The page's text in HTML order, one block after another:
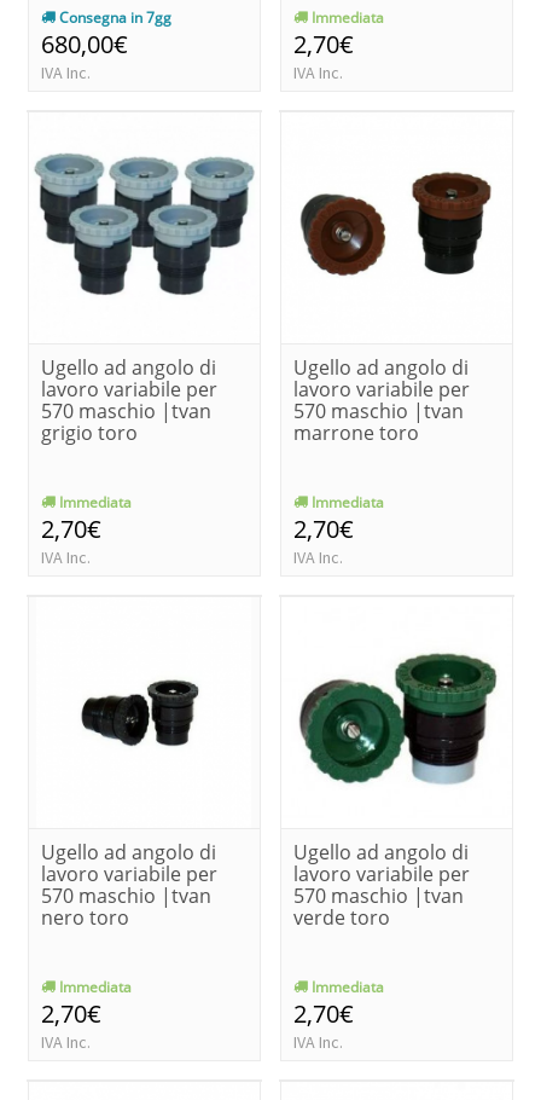
Consegna in 7gg
680,00€
IVA Inc.
Immediata
2,70€
IVA Inc.
Ugello ad angolo di
lavoro variabile per
570 maschio |tvan
grigio toro
Immediata
2,70€
IVA Inc.
Ugello ad angolo di
lavoro variabile per
570 maschio |tvan
marrone toro
Immediata
2,70€
IVA Inc.
Ugello ad angolo di
lavoro variabile per
570 maschio |tvan
nero toro
Immediata
2,70€
IVA Inc.
Ugello ad angolo di
lavoro variabile per
570 maschio |tvan
verde toro
Immediata
2,70€
IVA Inc.